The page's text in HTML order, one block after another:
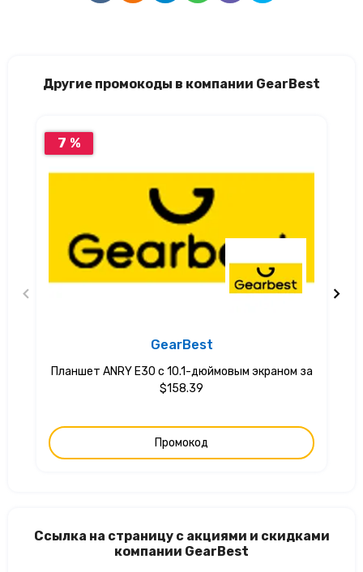
Другие промокоды в компании GearBest
7 %
GearBest
Планшет ANRY E30 с 10.1-дюймовым экраном за
$158.39
Промокод
Ссылка на страницу с акциями и скидками
компании GearBest